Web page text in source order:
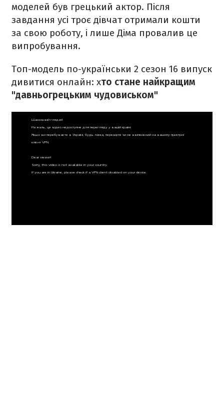
моделей був грецький актор. Після
завдання усі троє дівчат отримали кошти
за свою роботу, і лише Діма провалив це
випробування.
Топ-модель по-українськи 2 сезон 16 випуск
дивитися онлайн: хто стане найкращим
"давньогрецьким чудовиськом"